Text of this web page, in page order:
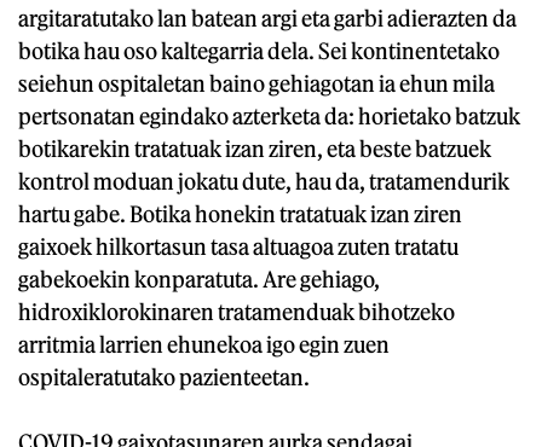
argitaratutako lan batean argi eta garbi adierazten da
botika hau oso kaltegarria dela. Sei kontinentetako
seiehun ospitaletan baino gehiagotan ia ehun mila
pertsonatan egindako azterketa da: horietako batzuk
botikarekin tratatuak izan ziren, eta beste batzuek
kontrol moduan jokatu dute, hau da, tratamendurik
hartu gabe. Botika honekin tratatuak izan ziren
gaixoek hilkortasun tasa altuagoa zuten tratatu
gabekoekin konparatuta. Are gehiago,
hidroxiklorokinaren tratamenduak bihotzeko
arritmia larrien ehunekoa igo egin zuen
ospitaleratutako pazienteetan.